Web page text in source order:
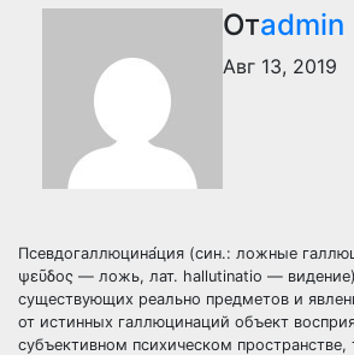
Отadmin
Авг 13, 2019
Псевдогаллюцина́ция (син.: ложные
ψεῦδος — ложь, лат. hallutinatio —
существующих реально предметов и
от истинных галлюцинаций объект
субъективном психическом пространстве,